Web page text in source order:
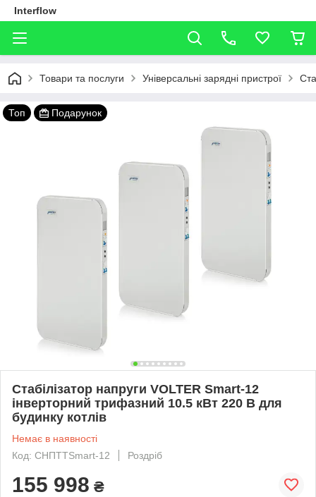
Interflow
Товари та послуги Універсальні зарядні пристрої
Топ Подарунок
Стабілізатор напруги VOLTER Smart-12
інверторний трифазний 10.5 кВт 220 В для
будинку котлів
Немає в наявності
Код: СНПТТSmart-12
Роздріб
155 998 ₴